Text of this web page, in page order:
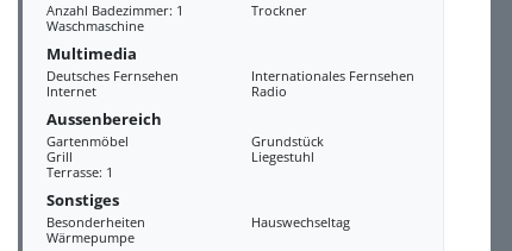
Anzahl Badezimmer: 1
Trockner
Waschmaschine
Multimedia
Deutsches Fernsehen
Internationales Fernsehen
Internet
Radio
Aussenbereich
Gartenmöbel
Grundstück
Grill
Liegestuhl
Terrasse: 1
Sonstiges
Besonderheiten
Hauswechseltag
Wärmepumpe